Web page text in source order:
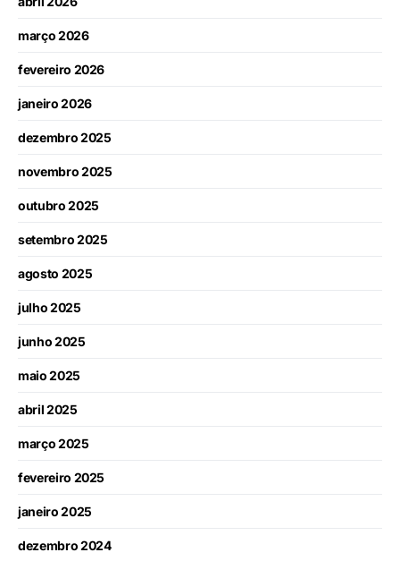
março 2026
fevereiro 2026
janeiro 2026
dezembro 2025
novembro 2025
outubro 2025
setembro 2025
agosto 2025
julho 2025
junho 2025
maio 2025
abril 2025
março 2025
fevereiro 2025
janeiro 2025
dezembro 2024